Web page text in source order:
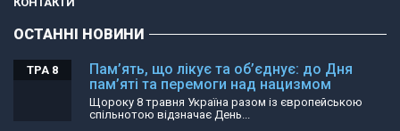
ОСТАННІ НОВИНИ
Пам’ять, що лікує та об’єднує: до Дня
пам’яті та перемоги над нацизмом
ТРА 8
Щороку 8 травня Україна разом із європейською
спільнотою відзначає День...